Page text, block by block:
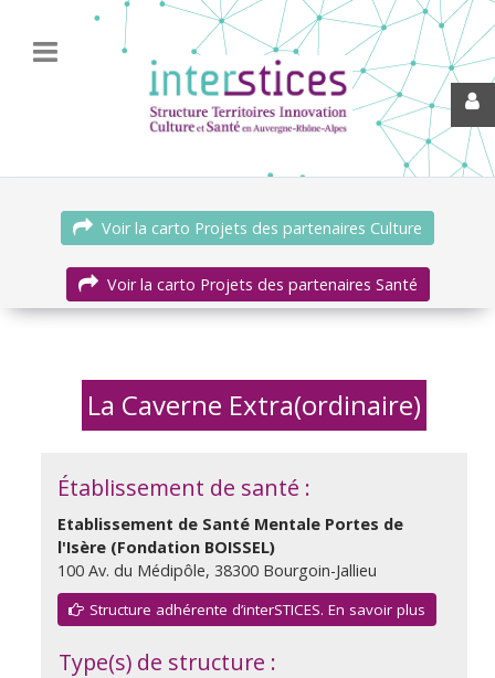
Voir la carto Projets des partenaires Culture
Voir la carto Projets des partenaires Santé
La Caverne Extra(ordinaire)
Établissement de santé :
Etablissement de Santé Mentale Portes de
l'Isère (Fondation BOISSEL)
100 Av. du Médipôle, 38300 Bourgoin-Jallieu
Structure adhérente d’interSTICES. En savoir plus
Type(s) de structure :